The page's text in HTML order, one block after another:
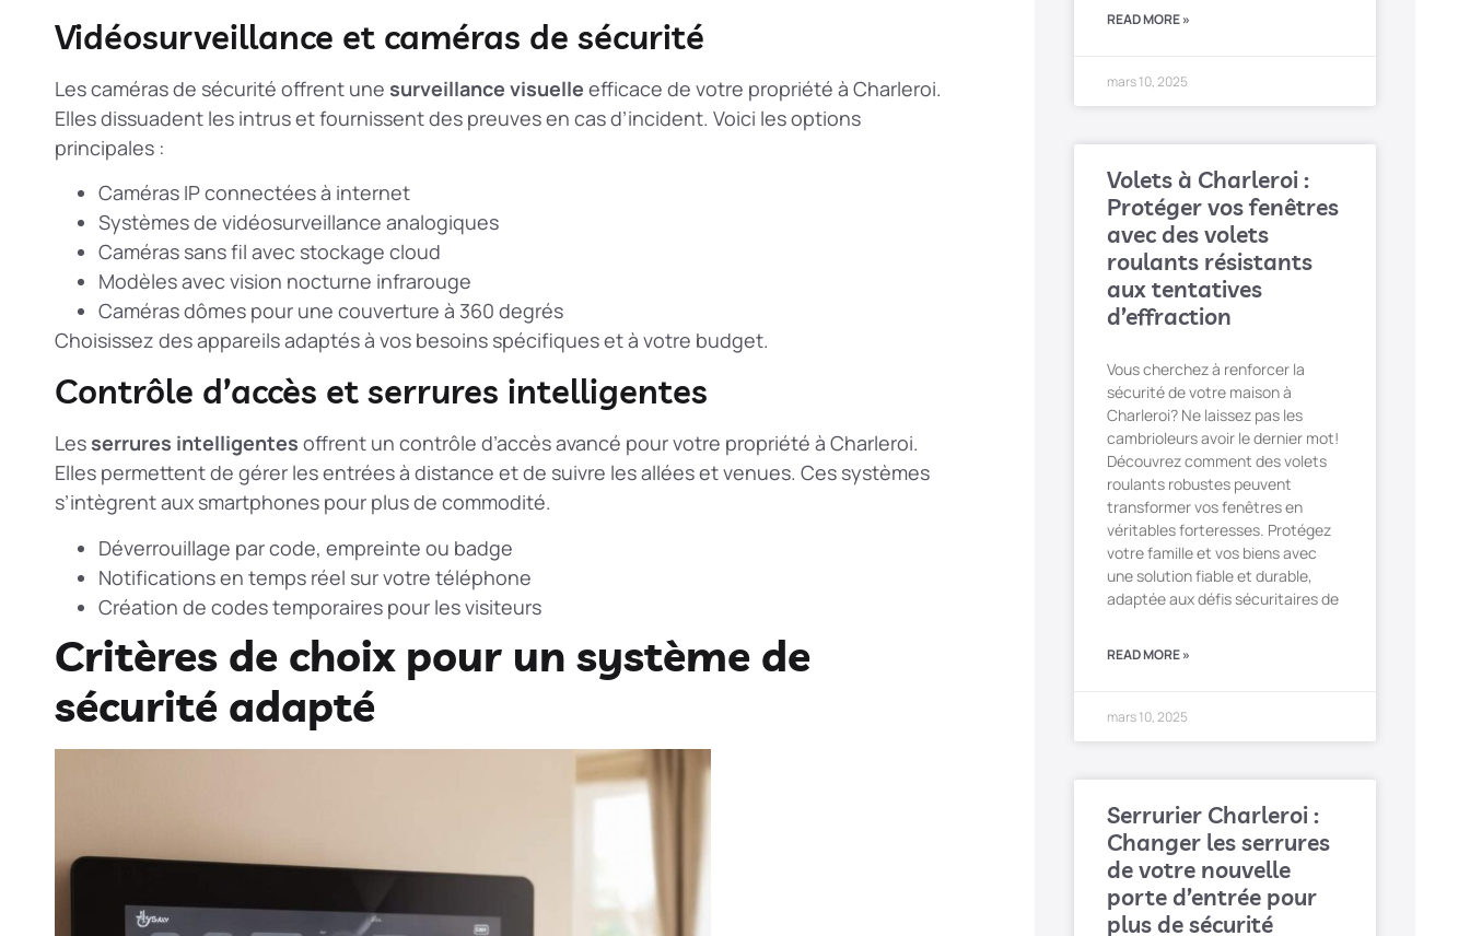
Vidéosurveillance et caméras de sécurité
Les caméras de sécurité offrent une surveillance visuelle efficace de votre propriété à Charleroi.
Elles dissuadent les intrus et fournissent des preuves en cas d’incident. Voici les options
principales :
Caméras IP connectées à internet
Systèmes de vidéosurveillance analogiques
Caméras sans fil avec stockage cloud
Modèles avec vision nocturne infrarouge
Caméras dômes pour une couverture à 360 degrés
Choisissez des appareils adaptés à vos besoins spécifiques et à votre budget.
Contrôle d’accès et serrures intelligentes
Les serrures intelligentes offrent un contrôle d’accès avancé pour votre propriété à Charleroi.
Elles permettent de gérer les entrées à distance et de suivre les allées et venues. Ces systèmes
s’intègrent aux smartphones pour plus de commodité.
Déverrouillage par code, empreinte ou badge
Notifications en temps réel sur votre téléphone
Création de codes temporaires pour les visiteurs
Critères de choix pour un système de
sécurité adapté
READ MORE »
mars 10, 2025
Volets à Charleroi :
Protéger vos fenêtres
avec des volets
roulants résistants
aux tentatives
d’effraction
Vous cherchez à renforcer la
sécurité de votre maison à
Charleroi? Ne laissez pas les
cambrioleurs avoir le dernier mot!
Découvrez comment des volets
roulants robustes peuvent
transformer vos fenêtres en
véritables forteresses. Protégez
votre famille et vos biens avec
une solution fiable et durable,
adaptée aux défis sécuritaires de
READ MORE »
mars 10, 2025
Serrurier Charleroi :
Changer les serrures
de votre nouvelle
porte d’entrée pour
plus de sécurité